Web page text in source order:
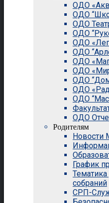
ОДО
ОДО
ОДО
ОДО
ОДО
ОДО
ОДО
ОДО
ОДО
ОДО
ОДО
ОДО
Родителям
Новости
График
собраний
СРП-